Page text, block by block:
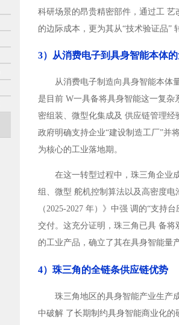
科研场景的昂贵精密部件，通过工
的边际成本，更为其从“技术验证品”
3）从消费电子到具身智能本体
从消费电子制造向具身智能本体
是目前 W一具备将具身智能这一复
密组装、微型化集成及 供应链管理经
政府明确支持企业“建设制造工厂”并
为核心的工业落地期。
在这一转型过程中，珠三角企业
组、微型 舵机控制算法以及高密度
（2025-2027 年）》中强 调的“支持
交付。这充分证明，珠三角已具 备
的工业产品，确立了其在具身智能量
4）珠三角的全链条供应链优势
珠三角地区的具身智能产业生产
中破解 了长期制约具身智能商业化